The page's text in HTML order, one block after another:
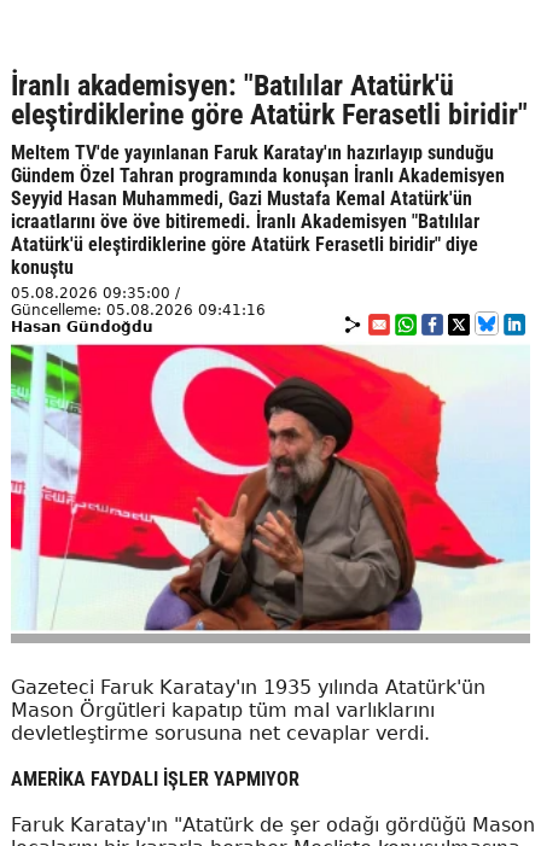
İranlı akademisyen: "Batılılar Atatürk'ü
eleştirdiklerine göre Atatürk Ferasetli biridir"
Meltem TV'de yayınlanan Faruk Karatay'ın hazırlayıp sunduğu
Gündem Özel Tahran programında konuşan İranlı Akademisyen
Seyyid Hasan Muhammedi, Gazi Mustafa Kemal Atatürk'ün
icraatlarını öve öve bitiremedi. İranlı Akademisyen "Batılılar
Atatürk'ü eleştirdiklerine göre Atatürk Ferasetli biridir" diye
konuştu
05.08.2026 09:35:00 /
Güncelleme: 05.08.2026 09:41:16
Hasan Gündoğdu
Gazeteci Faruk Karatay'ın 1935 yılında Atatürk'ün
Mason Örgütleri kapatıp tüm mal varlıklarını
devletleştirme sorusuna net cevaplar verdi.
AMERİKA FAYDALI İŞLER YAPMIYOR
Faruk Karatay'ın "Atatürk de şer odağı gördüğü Mason